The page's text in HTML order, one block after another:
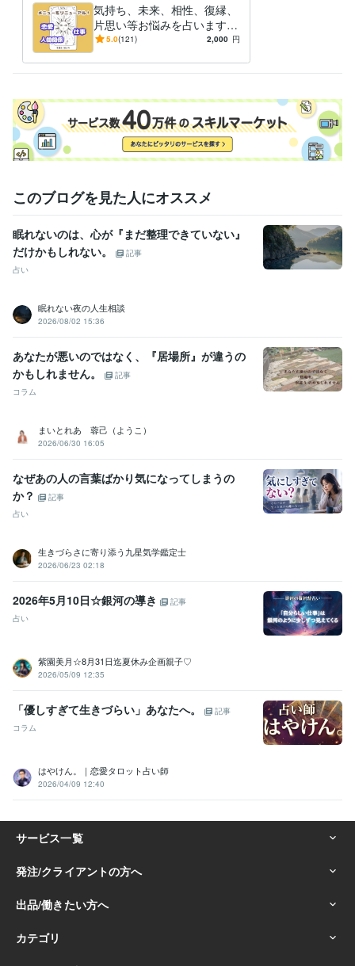
気持ち、未来、相性、復縁、
片思い等お悩みを占います
恋愛や仕事など大人向け◆霊
間以内
5.0(121) 2,000 円
このブログを見た人にオススメ
眠れないのは、心が『まだ整理できていない』
だけかもしれない。
記事
占い
眠れない夜の人生相談
2026/08/02 15:36
あなたが悪いのではなく、『居場所』が違うの
かもしれません。
記事
コラム
まいとれあ 蓉己（ようこ）
2026/06/30 16:05
なぜあの人の言葉ばかり気になってしまうの
か？
記事
占い
生きづらさに寄り添う九星気学鑑定士
2026/06/23 02:18
2026年5月10日☆銀河の導き
記事
占い
紫園美月☆8月31日迄夏休み企画親子♡
2026/05/09 12:35
「優しすぎて生きづらい」あなたへ。
記事
コラム
はやけん。｜恋愛タロット占い師
2026/04/09 12:40